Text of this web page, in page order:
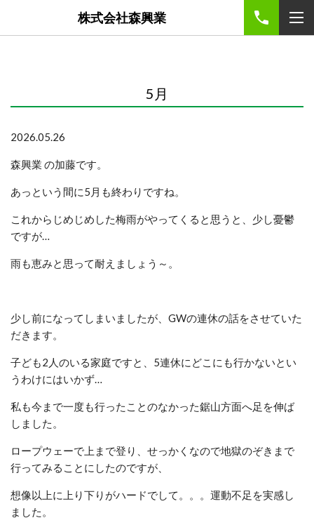
株式会社森興業
5月
2026.05.26
森興業 の加藤です。
あっという間に5月も終わりですね。
これからじめじめした梅雨がやってくると思うと、少し憂鬱
ですが…
雨も恵みと思って耐えましょう～。
少し前になってしまいましたが、GWの連休の話をさせていた
だきます。
子ども2人のいる家庭ですと、5連休にどこにも行かないとい
うわけにはいかず…
私も今まで一度も行ったことのなかった鋸山方面へ足を伸ば
しました。
ロープウェーで上まで登り、せっかくなので地獄のぞきまで
行ってみることにしたのですが、
想像以上に上り下りがハードでして。。。運動不足を実感し
ました。